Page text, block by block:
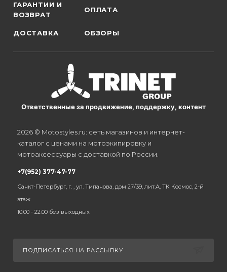
ГАРАНТИИ И
ВОЗВРАТ
ОПЛАТА
ДОСТАВКА ОБЗОРЫ
Ответственные за продвижение, поддержку, контент
2026 © Motostyles.ru: сеть магазинов и интернет-
каталог с ценами на мотоэкипировку и
мотоаксессуары с доставкой по России.
+7(952) 377-47-77
Санкт-Петербург, г. , ул. Типанова, дом 27/39, лит.А, ТК Космос, 2-й
этаж
10:00 - 22:00 без выходных
ПОДПИСАТЬСЯ НА РАССЫЛКУ